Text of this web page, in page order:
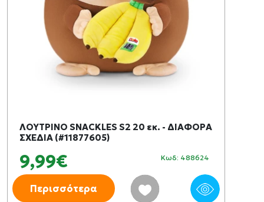
ΛΟΥΤΡΙΝΟ SNACKLES S2 20 εκ. - ΔΙΑΦΟΡΑ
ΣΧΕΔΙΑ (#11877605)
9,99€ Κωδ: 488624
Περισσότερα